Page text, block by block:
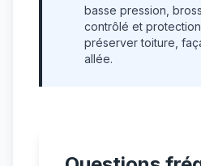
basse pression,
contrôlé et
préserver toiture,
allée.